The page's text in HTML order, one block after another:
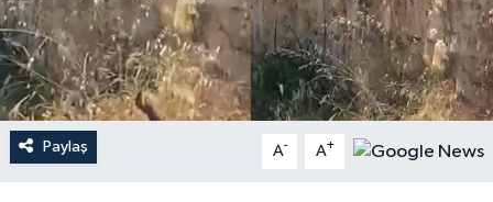
Paylaş A- A+
Politika
Resmi İlan
Sağlık